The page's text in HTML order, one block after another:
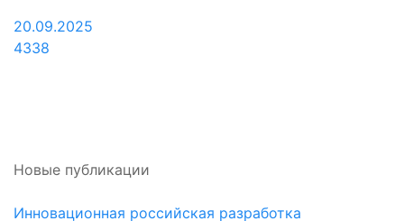
20.09.2025
4338
Новые публикации
Инновационная российская разработка